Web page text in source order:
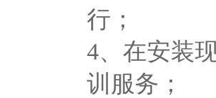
行；
4、在安装
训服务；